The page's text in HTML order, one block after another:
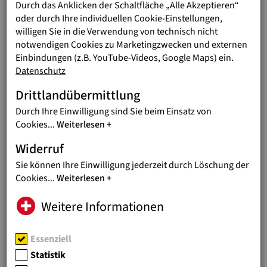
Malala Yousafzai, Friedensnobelpreisträgerin
Gute Bildung und Ausbildung sind nicht nur für jedes einzelne
Mädchen lebensbestimmend, sie kommen auch ihrer
künftigen Familie, ihrer Gemeinschaft, und schlussendlich der
gesamten Gesellschaft zu Gute. Nachweislich haben
gebildetere Frauen weniger Kinder; das heißt, durch
Verbesserungen im Bildungsbereich kann das
Weltbevölkerungswachstum verlangsamt werden. Zudem
sind besser gebildete Frauen gesünder, arbeiten häufiger auf
dem formellen Arbeitsmarkt und investieren ihr Einkommen
in die eigene Familie: Rund 90 Prozent des verdienten Geldes
geben Frauen in „Entwicklungsländern“ für die Bildung,
Gegensatz zu Männern, deren Einkommen nur zu 30 – 40
Prozent der eigenen Familie zu Gute kommt.
Durch das Anklicken der Schaltfläche „Alle Akzeptieren“
oder durch Ihre individuellen Cookie-Einstellungen,
willigen Sie in die Verwendung von technisch nicht
notwendigen Cookies zu Marketingzwecken und externen
Einbindungen (z.B. YouTube-Videos, Google Maps) ein.
Datenschutz
Drittlandübermittlung
Durch Ihre Einwilligung sind Sie beim Einsatz von
Cookies...Weiterlesen
Widerruf
Sie können Ihre Einwilligung jederzeit durch Löschung der
Cookies...Weiterlesen
Weitere Informationen
Essenziell
Statistik